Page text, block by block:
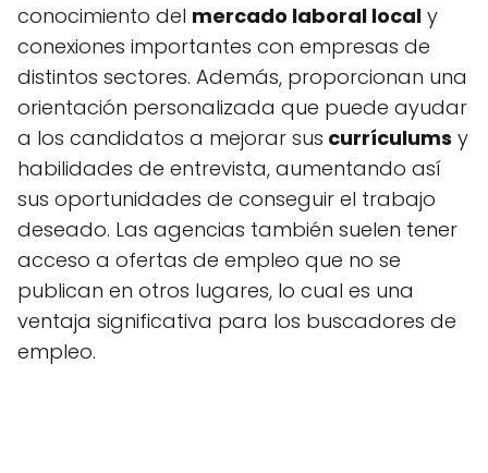
conocimiento del mercado laboral local y
conexiones importantes con empresas de
distintos sectores. Además, proporcionan una
orientación personalizada que puede ayudar
a los candidatos a mejorar sus currículums y
habilidades de entrevista, aumentando así
sus oportunidades de conseguir el trabajo
deseado. Las agencias también suelen tener
acceso a ofertas de empleo que no se
publican en otros lugares, lo cual es una
ventaja significativa para los buscadores de
empleo.